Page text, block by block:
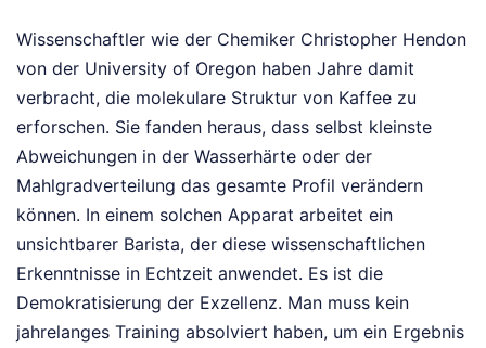
Wissenschaftler wie der Chemiker Christopher Hendon
von der University of Oregon haben Jahre damit
verbracht, die molekulare Struktur von Kaffee zu
erforschen. Sie fanden heraus, dass selbst kleinste
Abweichungen in der Wasserhärte oder der
Mahlgradverteilung das gesamte Profil verändern
können. In einem solchen Apparat arbeitet ein
unsichtbarer Barista, der diese wissenschaftlichen
Erkenntnisse in Echtzeit anwendet. Es ist die
Demokratisierung der Exzellenz. Man muss kein
jahrelanges Training absolviert haben, um ein Ergebnis